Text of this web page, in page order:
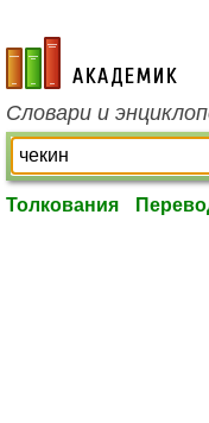
academic.ru
Словари и
Толкования